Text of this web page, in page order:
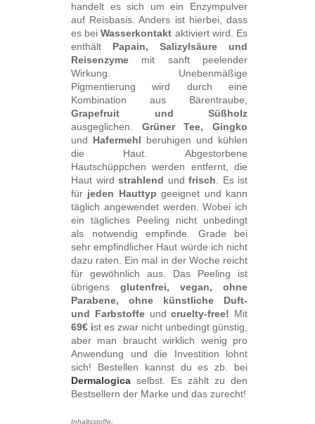
handelt es sich um ein Enzympulver
auf Reisbasis. Anders ist hierbei, dass
es beiWasserkontakt aktiviert wird. Es
enthält Papain, Salizylsäure und
Reisenzyme mit sanft peelender
Wirkung. Unebenmäßige
Pigmentierung wird durch eine
Kombination aus Bärentraube,
Grapefruit und Süßholz
ausgeglichen. Grüner Tee, Gingko
und Hafermehl beruhigen und kühlen
die Haut. Abgestorbene
Hautschüppchen werden entfernt, die
Haut wird strahlend und frisch . Es ist
für jeden Hauttyp geeignet und kann
täglich angewendet werden. Wobei ich
ein tägliches Peeling nicht unbedingt
als notwendig empfinde. Grade bei
sehr empfindlicher Haut würde ich nicht
dazu raten. Ein mal in der Woche reicht
für gewöhnlich aus. Das Peeling ist
übrigens glutenfrei, vegan, ohne
Parabene, ohne künstliche Duft-
und Farbstoffeundcruelty-free! Mit
69€ ist es zwar nicht unbedingt günstig,
aber man braucht wirklich wenig pro
Anwendung und die Investition lohnt
sich! Bestellen kannst du es zb. bei
Dermalogica selbst. Es zählt zu den
Bestsellern der Marke und das zurecht!
Inhaltsstoffe: